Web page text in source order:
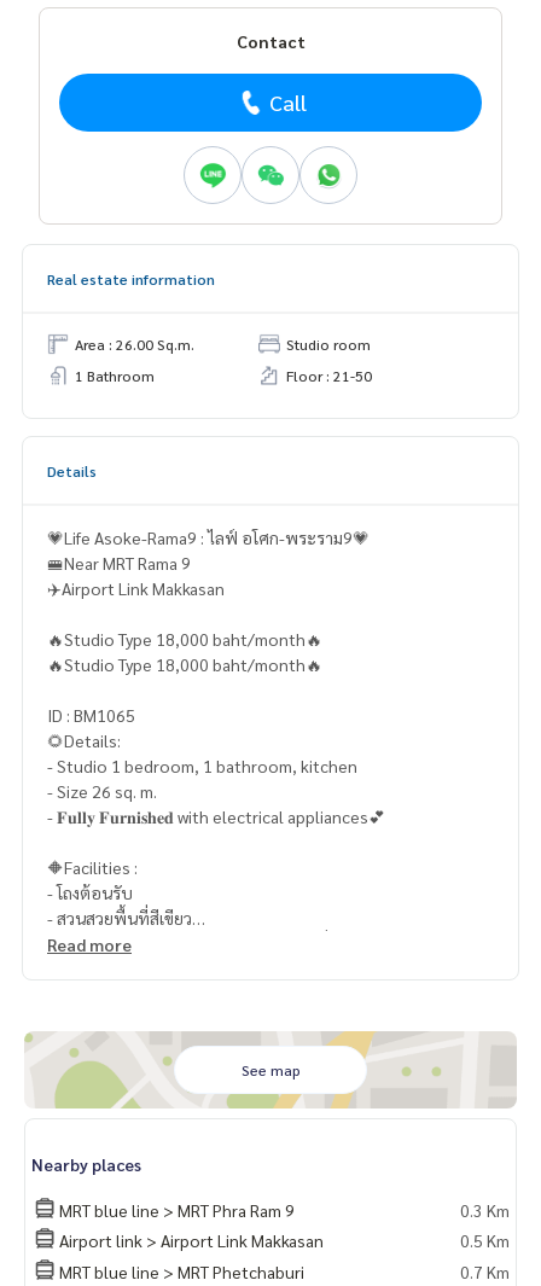
Contact
Call
Real estate information
Area : 26.00 Sq.m.
Studio room
1 Bathroom
Floor : 21-50
Details
💗Life Asoke-Rama9 : ไลฟ์ อโศก-พระราม9💗
🚝Near MRT Rama 9
✈️Airport Link Makkasan
🔥Studio Type 18,000 baht/month🔥
🔥Studio Type 18,000 baht/month🔥
ID : BM1065
🌻Details:
- Studio 1 bedroom, 1 bathroom, kitchen
- Size 26 sq. m.
- 𝐅𝐮𝐥𝐥𝐲 𝐅𝐮𝐫𝐧𝐢𝐬𝐡𝐞𝐝 with electrical appliances💕
🔶Facilities :
- โถงต้อนรับ
- สวนสวยพื้นที่สีเขียว
- Rooftop Facilities ขนาดใหญ่ 1.5 ไร่ เชื่อมกันระหว่าง 2 อาคาร
- Co – Working Space
- Free WiFi พื้นที่ส่วนกลาง
📍สถานที่ใกล้เคียง :
- Airport Link มักกะสัน : 550 เมตร
- รถไฟฟ้า MRT Petchaburi : 600 ม.
- ใกล้ทางขึ้น-ลง ทางด่วน เดินทางสะดวกมาก
- Fortune Town : 800 ม.
- Esplanade Cineplex : 1.6 กม.
Read more
See map
Nearby places
MRT blue line > MRT Phra Ram 9
0.3 Km
Airport link > Airport Link Makkasan
0.5 Km
MRT blue line > MRT Phetchaburi
0.7 Km